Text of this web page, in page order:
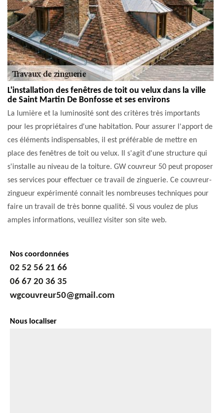
L'installation des fenêtres de toit ou velux dans la ville
de Saint Martin De Bonfosse et ses environs
La lumière et la luminosité sont des critères très importants
pour les propriétaires d'une habitation. Pour assurer l'apport de
ces éléments indispensables, il est préférable de mettre en
place des fenêtres de toit ou velux. Il s'agit d'une structure qui
s'installe au niveau de la toiture. GW couvreur 50 peut proposer
ses services pour effectuer ce travail de zinguerie. Ce couvreur-
zingueur expérimenté connait les nombreuses techniques pour
faire un travail de très bonne qualité. Si vous voulez de plus
amples informations, veuillez visiter son site web.
Nos coordonnées
02 52 56 21 66
06 67 20 36 35
wgcouvreur50@gmail.com
Nous localiser